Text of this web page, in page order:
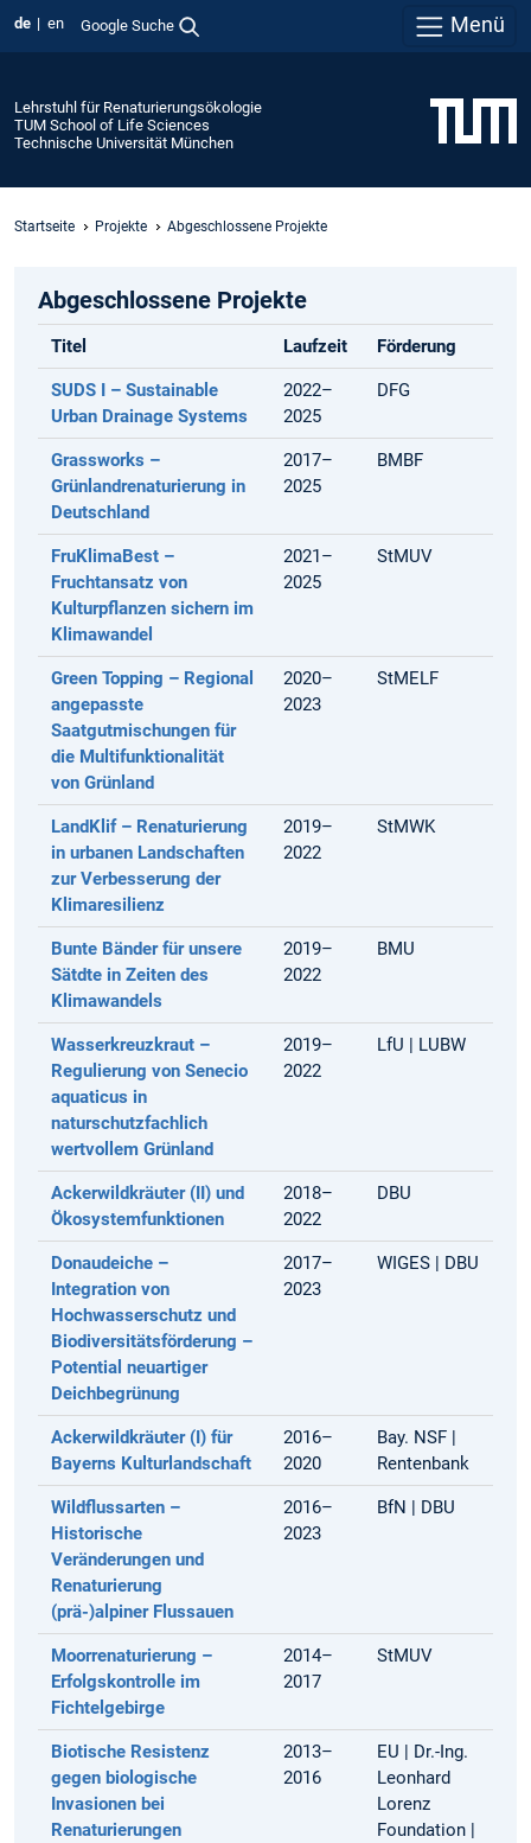
de en Google Suche Menü
Lehrstuhl für Renaturierungsökologie
TUM School of Life Sciences
Technische Universität München
Startseite Projekte Abgeschlossene Projekte
Abgeschlossene Projekte
Titel Laufzeit Förderung
SUDS I – Sustainable
Urban Drainage Systems
2022–
2025
DFG
Grassworks –
Grünlandrenaturierung in
Deutschland
2017–
2025
BMBF
FruKlimaBest –
Fruchtansatz von
Kulturpflanzen sichern im
Klimawandel
2021–
2025
StMUV
Green Topping – Regional
angepasste
Saatgutmischungen für
die Multifunktionalität
von Grünland
2020–
2023
StMELF
LandKlif– Renaturierung
in urbanen Landschaften
zur Verbesserung der
Klimaresilienz
2019–
2022
StMWK
Bunte Bänder für unsere
Sätdte in Zeiten des
Klimawandels
2019–
2022
BMU
Wasserkreuzkraut –
Regulierung von Senecio
aquaticus in
naturschutzfachlich
wertvollem Grünland
2019–
2022
LfU | LUBW
Ackerwildkräuter (II) und
Ökosystemfunktionen
2018–
2022
DBU
Donaudeiche –
Integration von
Hochwasserschutz und
Biodiversitätsförderung –
Potential neuartiger
Deichbegrünung
2017–
2023
WIGES | DBU
Ackerwildkräuter (I) für
Bayerns Kulturlandschaft
2016–
2020
Bay. NSF |
Rentenbank
Wildflussarten –
Historische
Veränderungen und
Renaturierung
(prä-)alpiner Flussauen
2016–
2023
BfN | DBU
Moorrenaturierung –
Erfolgskontrolle im
Fichtelgebirge
2014–
2017
StMUV
Biotische Resistenz
gegen biologische
Invasionen bei
Renaturierungen
2013–
2016
EU | Dr.-Ing.
Leonhard
Lorenz
Foundation |